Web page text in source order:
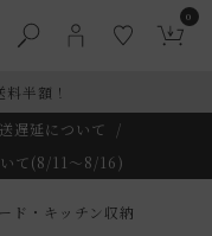
0
半額！
遅延について
/
て(8/11～8/16)
ド・キッチン収納